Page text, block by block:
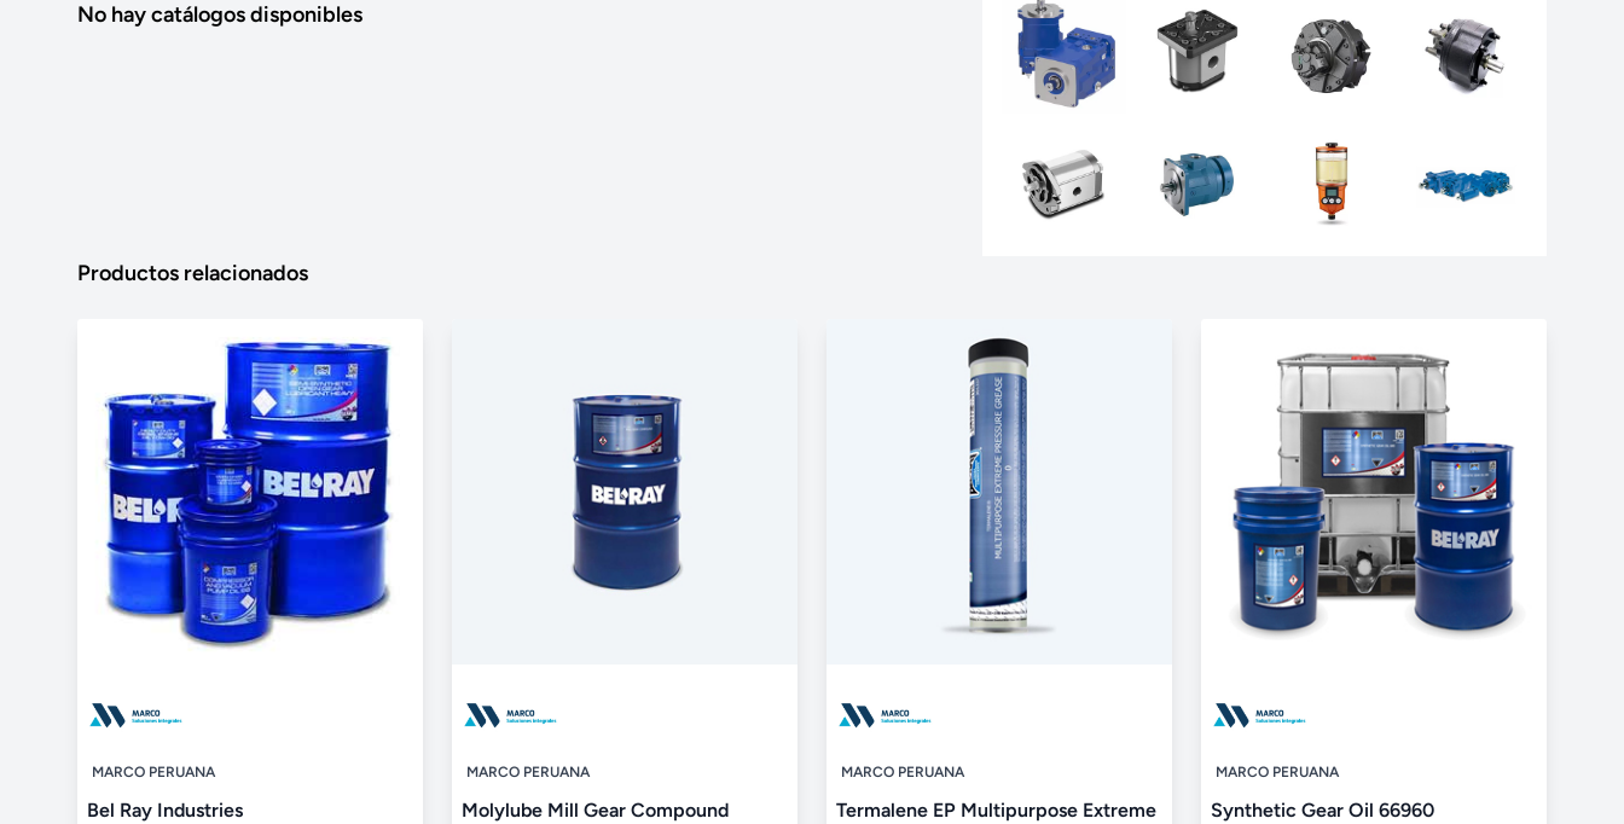
No hay catálogos disponibles
Productos relacionados
MARCO PERUANA
Bel Ray Industries
MARCO PERUANA
Molylube Mill Gear Compound
MARCO PERUANA
Termalene EP Multipurpose Extreme
MARCO PERUANA
Synthetic Gear Oil 66960